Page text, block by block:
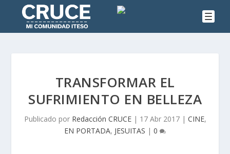
TRANSFORMAR EL
SUFRIMIENTO EN BELLEZA
Publicado por Redacción CRUCE| 17 Abr 2017| CINE,
EN PORTADA, JESUITAS | 0